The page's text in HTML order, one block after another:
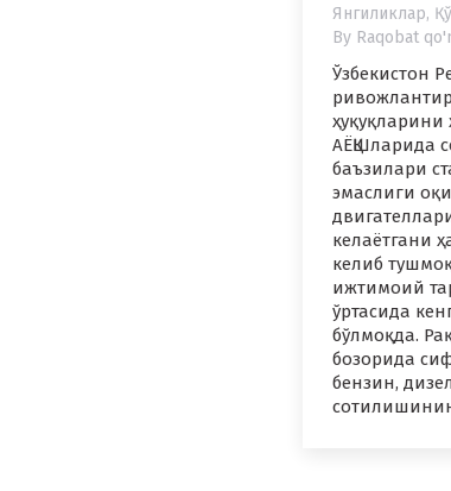
Янгиликлар,
By Raqobat
Ўзбекистон
АЁҚШларида
баъзилари
эмаслиги
келаётгани
келиб
ижтимоий
ўртасида
бўлмоқда.
бозорида
бензин,